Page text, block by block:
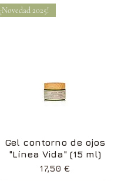
Vista rápida
¡Novedad 2025!
Gel contorno de ojos
"Línea Vida" (15 ml)
Precio
17,50 €